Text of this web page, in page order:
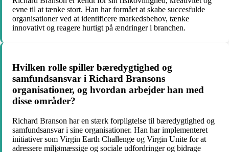
evne til at tænke stort. Han har formået at skabe succesfulde
organisationer ved at identificere markedsbehov, tænke
innovativt og reagere hurtigt på ændringer i branchen.
Hvilken rolle spiller bæredygtighed og
samfundsansvar i Richard Bransons
organisationer, og hvordan arbejder han med
disse områder?
Richard Branson har en stærk forpligtelse til bæredygtighed og
samfundsansvar i sine organisationer. Han har implementeret
initiativer som Virgin Earth Challenge og Virgin Unite for at
adressere miljømæssige og sociale udfordringer og bidrage